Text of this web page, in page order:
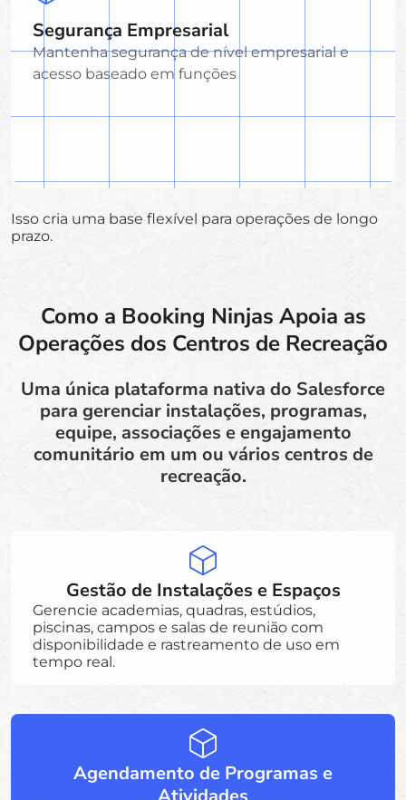
Segurança Empresarial
Mantenha segurança de nível empresarial e
acesso baseado em funções
Isso cria uma base flexível para operações de longo
prazo.
Como a Booking Ninjas Apoia as
Operações dos Centros de Recreação
Uma única plataforma nativa do Salesforce
para gerenciar instalações, programas,
equipe, associações e engajamento
comunitário em um ou vários centros de
recreação.
Gestão de Instalações e Espaços
Gerencie academias, quadras, estúdios,
piscinas, campos e salas de reunião com
disponibilidade e rastreamento de uso em
tempo real.
Agendamento de Programas e